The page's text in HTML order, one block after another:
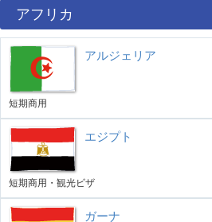
アフリカ
アルジェリア
短期商用
エジプト
短期商用・観光ビザ
ガーナ